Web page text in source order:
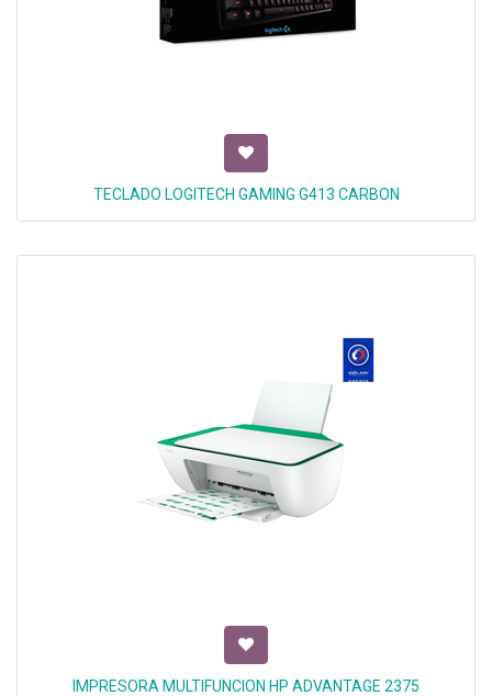
TECLADO LOGITECH GAMING G413 CARBON
IMPRESORA MULTIFUNCION HP ADVANTAGE 2375